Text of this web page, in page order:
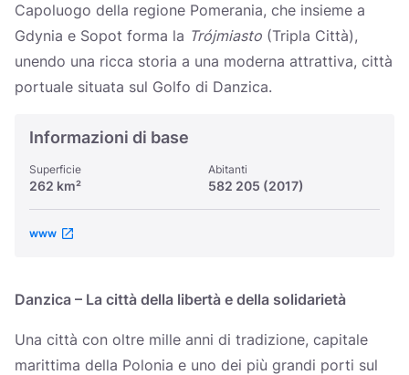
Zamknij
Capoluogo della regione Pomerania, che insieme a
Gdynia e Sopot forma la Trójmiasto (Tripla Città),
unendo una ricca storia a una moderna attrattiva, città
portuale situata sul Golfo di Danzica.
Informazioni di base
Superficie
262 km²
Abitanti
582 205 (2017)
www
Danzica – La città della libertà e della solidarietà
Una città con oltre mille anni di tradizione, capitale
marittima della Polonia e uno dei più grandi porti sul